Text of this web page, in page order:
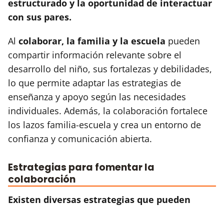
estructurado y la oportunidad de interactuar
con sus pares.
Al colaborar, la familia y la escuela pueden
compartir información relevante sobre el
desarrollo del niño, sus fortalezas y debilidades,
lo que permite adaptar las estrategias de
enseñanza y apoyo según las necesidades
individuales. Además, la colaboración fortalece
los lazos familia-escuela y crea un entorno de
confianza y comunicación abierta.
Estrategias para fomentar la
colaboración
Existen diversas estrategias que pueden